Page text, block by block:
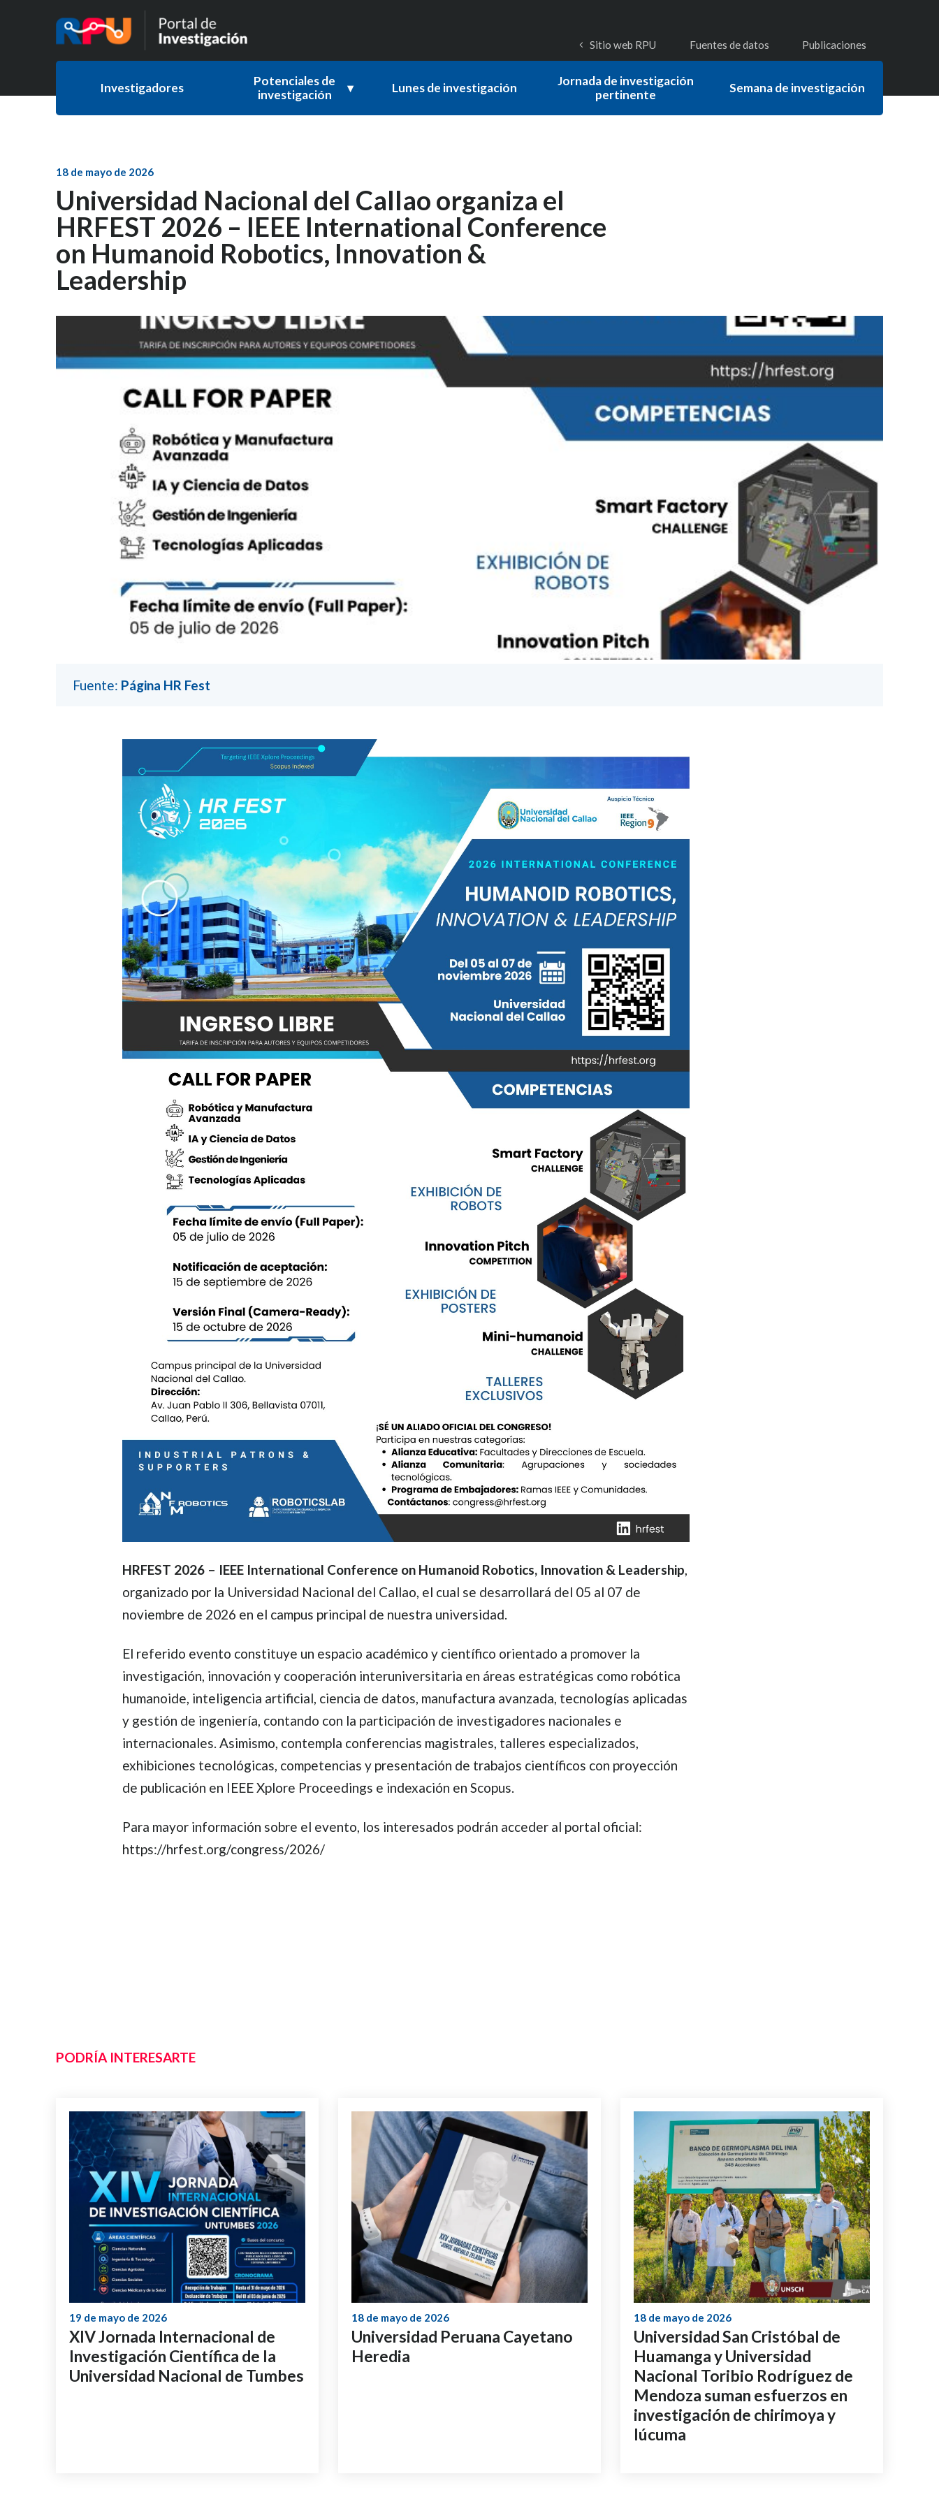
Sitio web RPU Fuentes de datos Publicaciones
Investigadores
Potenciales de
investigación
▾ Lunes de investigación
Jornada de investigación
pertinente
Semana de investigación
18 de mayo de 2026
Universidad Nacional del Callao organiza el
HRFEST 2026 – IEEE International Conference
on Humanoid Robotics, Innovation &
Leadership
Fuente: Página HR Fest
HRFEST 2026 – IEEE International Conference on Humanoid Robotics, Innovation & Leadership,
organizado por la Universidad Nacional del Callao, el cual se desarrollará del 05 al 07 de
noviembre de 2026 en el campus principal de nuestra universidad.
El referido evento constituye un espacio académico y científico orientado a promover la
investigación, innovación y cooperación interuniversitaria en áreas estratégicas como robótica
humanoide, inteligencia artificial, ciencia de datos, manufactura avanzada, tecnologías aplicadas
y gestión de ingeniería, contando con la participación de investigadores nacionales e
internacionales. Asimismo, contempla conferencias magistrales, talleres especializados,
exhibiciones tecnológicas, competencias y presentación de trabajos científicos con proyección
de publicación en IEEE Xplore Proceedings e indexación en Scopus.
Para mayor información sobre el evento, los interesados podrán acceder al portal oficial:
https://hrfest.org/congress/2026/
PODRÍA INTERESARTE
19 de mayo de 2026
XIV Jornada Internacional de
Investigación Científica de la
Universidad Nacional de Tumbes
18 de mayo de 2026
Universidad Peruana Cayetano
Heredia
18 de mayo de 2026
Universidad San Cristóbal de
Huamanga y Universidad
Nacional Toribio Rodríguez de
Mendoza suman esfuerzos en
investigación de chirimoya y
lúcuma